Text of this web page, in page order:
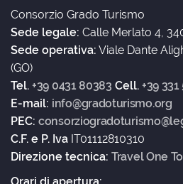
Consorzio Grado Turismo
Sede legale: Calle Merlato 4,
Sede operativa: Viale Dante
(GO)
Tel. +39 0431 80383 Cell. +39
E-mail: info@gradoturismo.org
PEC:
C.F. e P. Iva IT01112810310
Direzione tecnica: Travel One